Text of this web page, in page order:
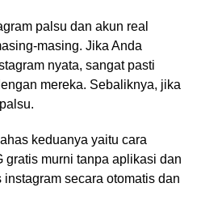
palsu dan akun real
masing. Jika Anda
nyata, sangat pasti
mereka. Sebaliknya, jika
keduanya yaitu cara
gratis murni tanpa aplikasi dan
secara otomatis dan